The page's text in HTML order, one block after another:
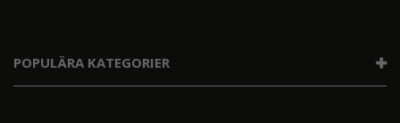
POPULÄRA KATEGORIER